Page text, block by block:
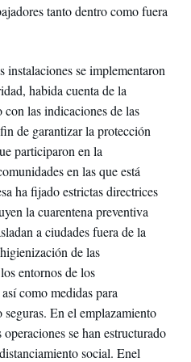
tanto dentro como fuera
instalaciones se implementaron
habida cuenta de la
las indicaciones de las
de garantizar la protección
participaron en la
en las que está
ha fijado estrictas directrices
la cuarentena preventiva
a ciudades fuera de la
de las
entornos de los
como medidas para
En el emplazamiento
se han estructurado
social. Enel